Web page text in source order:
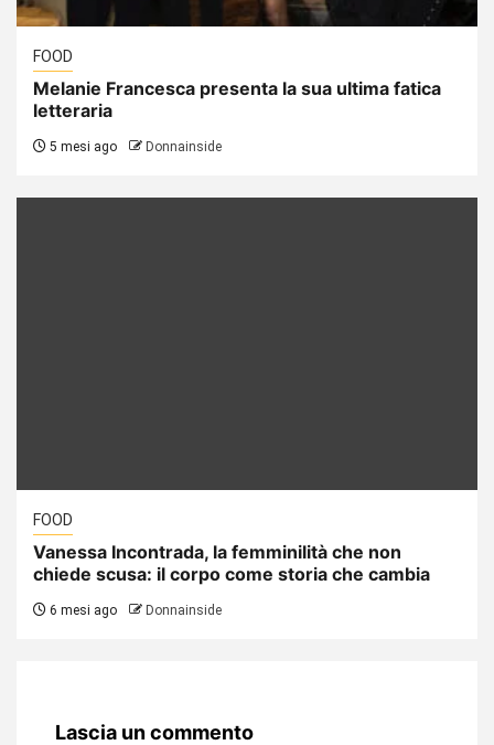
FOOD
Melanie Francesca presenta la sua ultima fatica
letteraria
5 mesi ago Donnainside
FOOD
Vanessa Incontrada, la femminilità che non
chiede scusa: il corpo come storia che cambia
6 mesi ago Donnainside
Lascia un commento